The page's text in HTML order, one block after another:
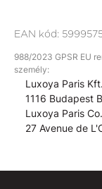
EAN kód:
988/2023 GPSR EU
személy:
Luxoya Paris Kft.
1116 Budapest
Luxoya Paris
27 Avenue de